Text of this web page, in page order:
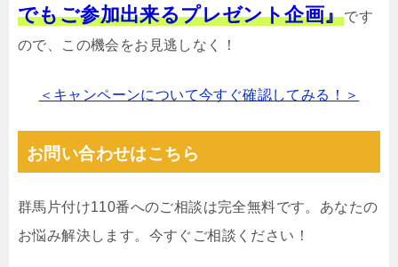
でもご参加出来るプレゼント企画』です
ので、この機会をお見逃しなく！
＜キャンペーンについて今すぐ確認してみる！＞
お問い合わせはこちら
群馬片付け110番へのご相談は完全無料です。あなたの
お悩み解決します。今すぐご相談ください！